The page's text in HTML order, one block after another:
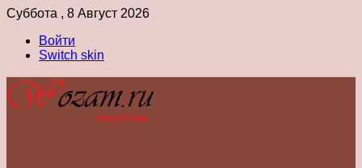
Суббота , 8 Август 2026
Войти
Switch skin